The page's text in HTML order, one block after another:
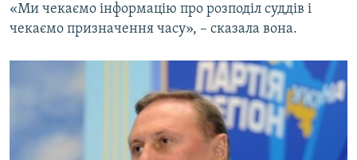
«Ми чекаємо інформацію про розподіл суддів і
чекаємо призначення часу», – сказала вона.